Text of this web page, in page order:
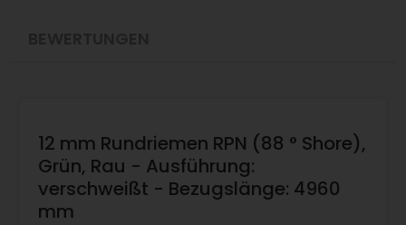
12 mm Rundriemen RPN (88 ° Shore),
Grün, Rau - Ausführung:
verschweißt - Bezugslänge: 4960
mm